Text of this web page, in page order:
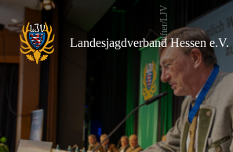
Zum
Inhalt
springen
Landesjagdverband Hessen e.V.
Stifter/LJV